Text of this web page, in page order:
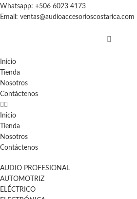
Whatsapp: +506 6023 4173
Email: ventas@audioaccesorioscostarica.com
Inicio
Tienda
Nosotros
Contáctenos
Inicio
Tienda
Nosotros
Contáctenos
AUDIO PROFESIONAL
AUTOMOTRIZ
ELÉCTRICO